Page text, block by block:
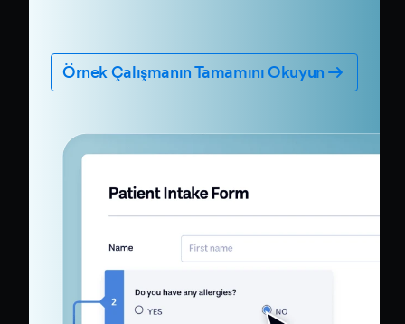
Örnek Çalışmanın Tamamını Okuyun